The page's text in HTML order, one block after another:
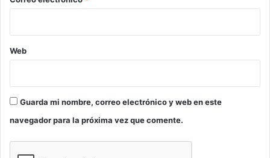
Web
Guarda mi nombre, correo electrónico y web en este
navegador para la próxima vez que comente.